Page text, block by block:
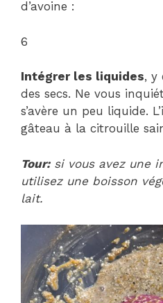
d’avoine :
6
Intégrer les liquides, y
des secs. Ne vous
s’avère un peu liquide.
gâteau à la citrouille
Tour:si vous avez une
utilisez une boisson
lait.